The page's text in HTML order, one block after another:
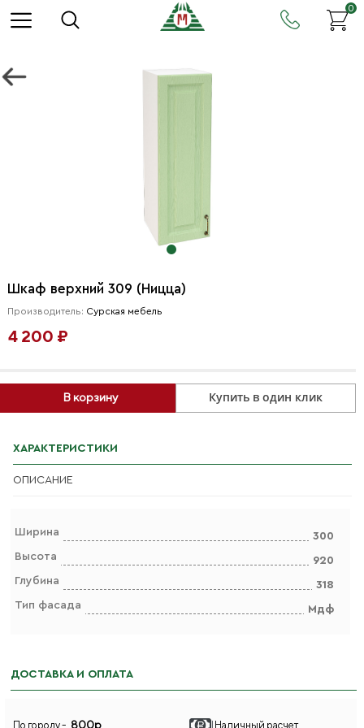
0
Шкаф верхний 309 (Ницца)
Производитель: Сурская мебель
4 200 ₽
В корзину Купить в один клик
ХАРАКТЕРИСТИКИ
ОПИСАНИЕ
Ширина
300
Высота
920
Глубина
318
Тип фасада
Мдф
ДОСТАВКА И ОПЛАТА
По городу - 800р Наличный расчет